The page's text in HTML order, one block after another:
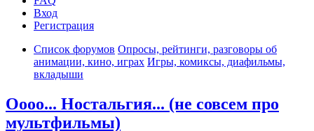
Вход
Регистрация
Список форумов Опросы, рейтинги, разговоры об
анимации, кино, играх Игры, комиксы, диафильмы,
вкладыши
Оооо... Ностальгия... (не совсем про
мультфильмы)